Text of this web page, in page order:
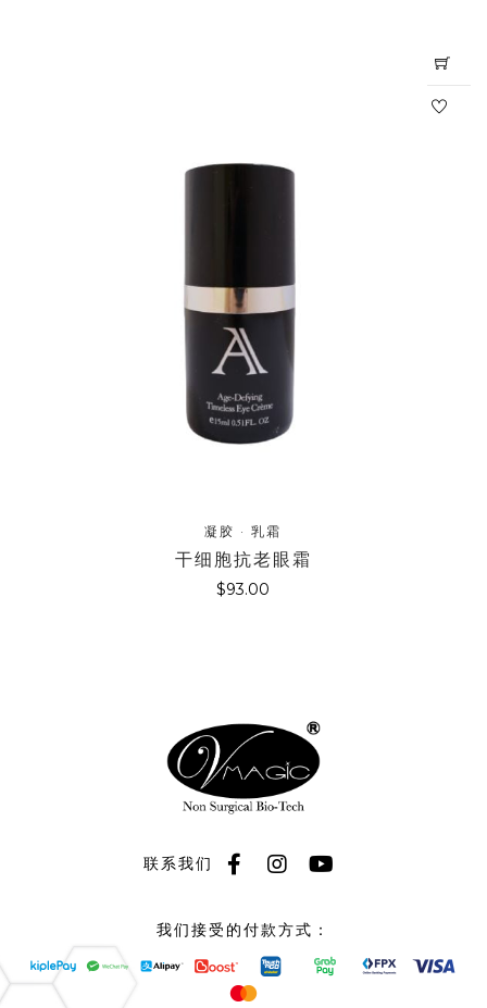
凝胶 · 乳霜
干细胞抗老眼霜
$93.00
联系我们
我们接受的付款方式：